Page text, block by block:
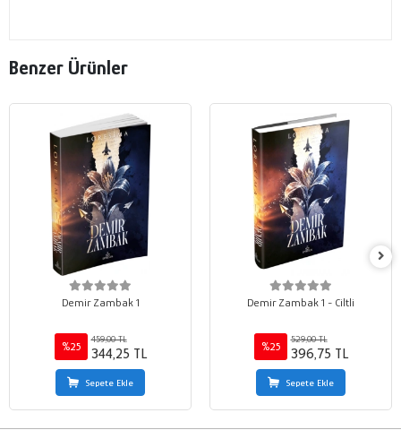
Benzer Ürünler
Demir Zambak 1
%25
459,00 TL
344,25 TL
Sepete Ekle
Demir Zambak 1 - Ciltli
%25
529,00 TL
396,75 TL
Sepete Ekle